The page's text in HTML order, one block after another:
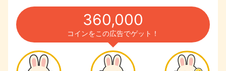
360,000
コインをこの広告でゲット！